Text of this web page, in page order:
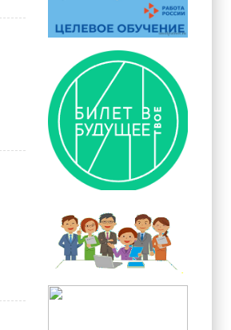
учреждений городского